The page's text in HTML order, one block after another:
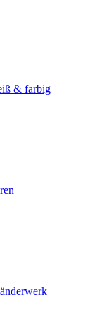
& farbig